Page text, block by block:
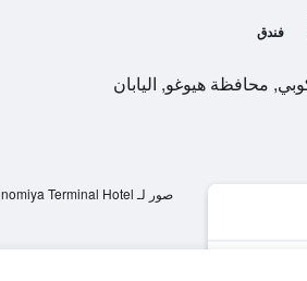
فندق
صور لـ Sannomiya Terminal Hotel